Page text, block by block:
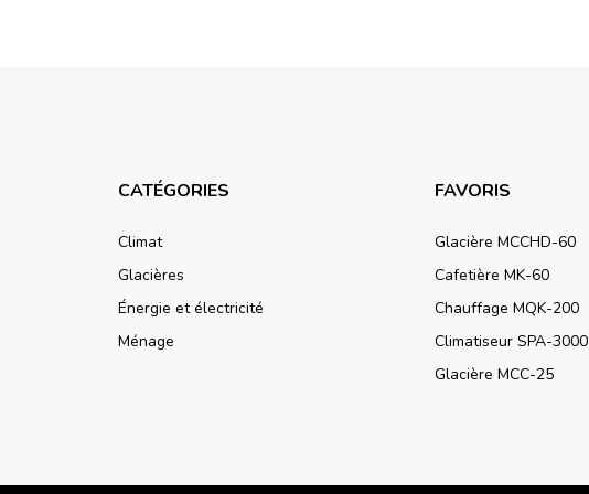
CATÉGORIES
Climat
Glacières
Énergie et électricité
Ménage
FAVORIS
Glacière MCCHD-60
Cafetière MK-60
Chauffage MQK-200
Climatiseur SPA-3000
Glacière MCC-25